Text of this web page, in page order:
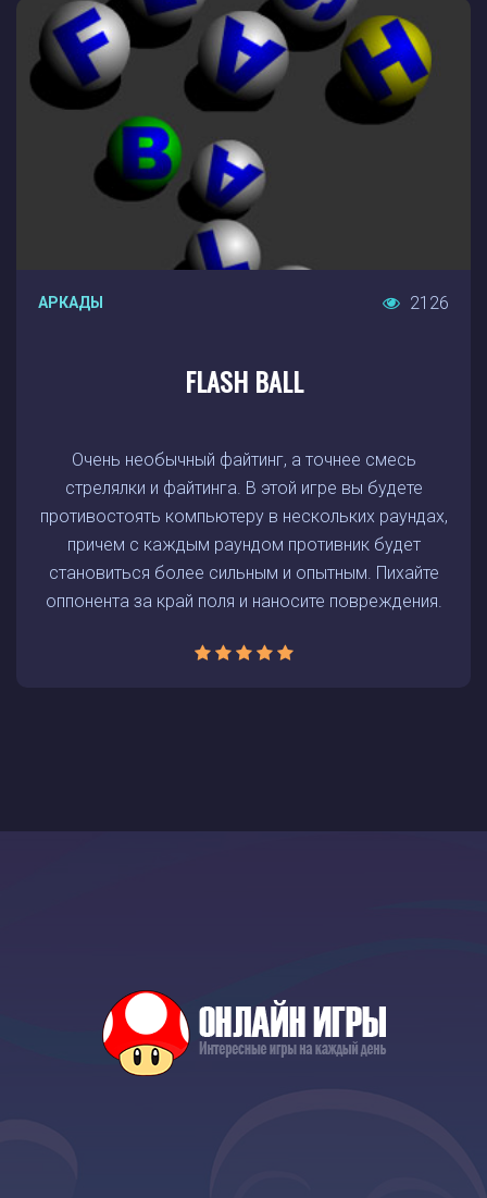
АРКАДЫ 2126
FLASH BALL
Очень необычный файтинг, а точнее смесь
стрелялки и файтинга. В этой игре вы будете
противостоять компьютеру в нескольких раундах,
причем с каждым раундом противник будет
становиться более сильным и опытным. Пихайте
оппонента за край поля и наносите повреждения.